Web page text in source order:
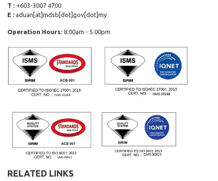
T : +603-3007 4700
E : aduan[at]mdsb[dot]gov[dot]my
Operation Hours: 8.00am - 5.00pm
RELATED LINKS